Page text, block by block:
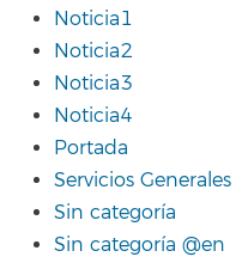
Noticia1
Noticia2
Noticia3
Noticia4
Portada
Servicios Generales
Sin categoría
Sin categoría @en